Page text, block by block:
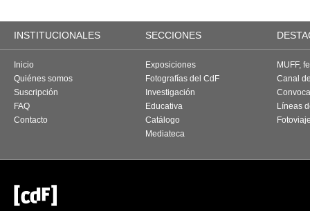
INSTITUCIONALES SECCIONES
Inicio
Quiénes somos
Suscripción
FAQ
Contacto
Exposiciones
Fotografías del CdF
Investigación
Educativa
Catálogo
Mediateca
MUFF,
Canal
Líneas